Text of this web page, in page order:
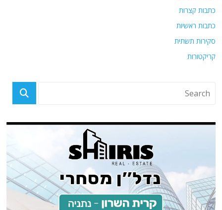
כתבות קצרות
כתבות ראשיות
סקירות תשתית
קריקטורות